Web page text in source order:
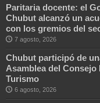
Paritaria docente: el
Chubut alcanzó un
con los gremios del
7 agosto, 2026
Chubut participó de
Asamblea del Consejo
Turismo
6 agosto, 2026